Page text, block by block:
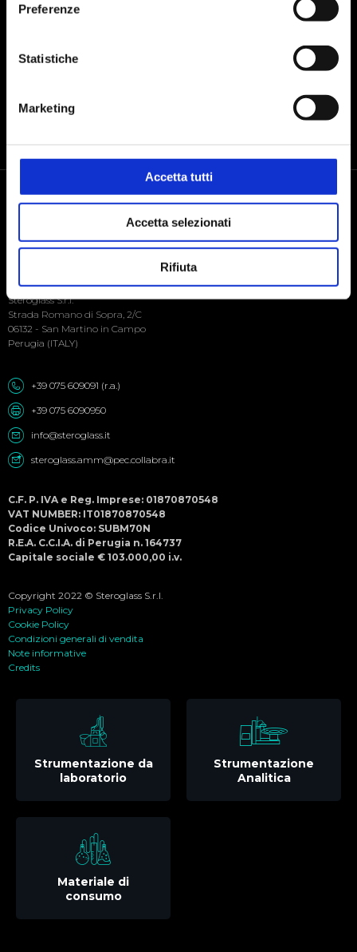
Preferenze
Statistiche
Marketing
Accetta tutti
Accetta selezionati
Rifiuta
Menu
Seguici sui social
Steroglass S.r.l.
Strada Romano di Sopra, 2/C
06132 - San Martino in Campo
Perugia (ITALY)
+39 075 609091 (r.a.)
+39 075 6090950
info@steroglass.it
steroglass.amm@pec.collabra.it
C.F. P. IVA e Reg. Imprese: 01870870548
VAT NUMBER: IT01870870548
Codice Univoco: SUBM70N
R.E.A. C.C.I.A. di Perugia n. 164737
Capitale sociale € 103.000,00 i.v.
Copyright 2022 © Steroglass S.r.l.
Privacy Policy
Cookie Policy
Condizioni generali di vendita
Note informative
Credits
Strumentazione da
laboratorio
Strumentazione
Analitica
Materiale di
consumo